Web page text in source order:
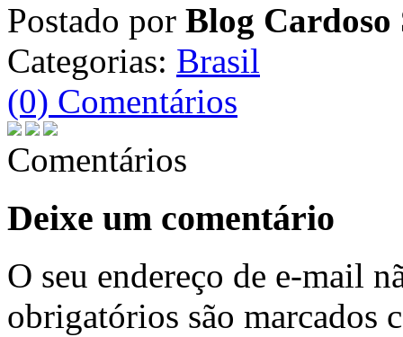
Postado por Blog Cardoso
Categorias: Brasil
(0) Comentários
Comentários
Deixe um comentário
O seu endereço de e-mail
obrigatórios são marcados